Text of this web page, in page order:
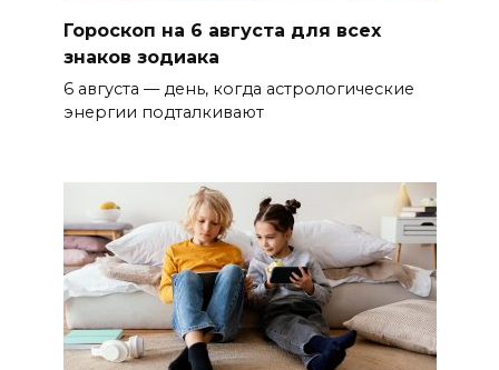
Гороскоп на 6 августа для всех
знаков зодиака
6 августа — день, когда астрологические
энергии подталкивают